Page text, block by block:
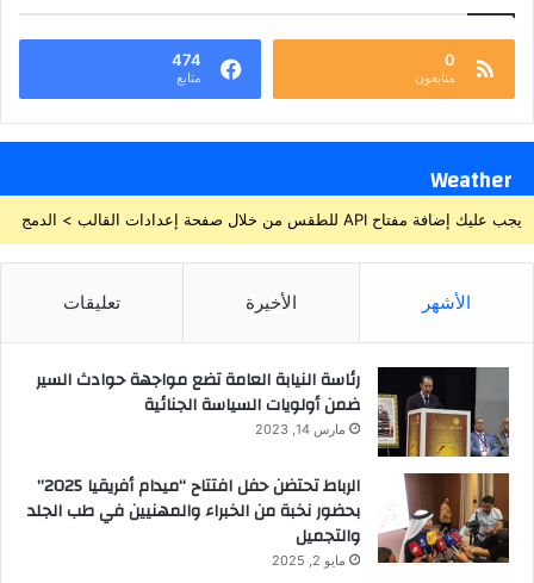
0
متابعون
474
متابع
Weather
يجب عليك إضافة مفتاح API للطقس من خلال صفحة إعدادات القالب > الدمج
الأشهر الأخيرة تعليقات
رئاسة النيابة العامة تضع مواجهة حوادث السير
ضمن أولويات السياسة الجنائية
مارس 14, 2023
الرباط تحتضن حفل افتتاح “ميدام أفريقيا 2025”
بحضور نخبة من الخبراء والمهنيين في طب الجلد
والتجميل
مايو 2, 2025